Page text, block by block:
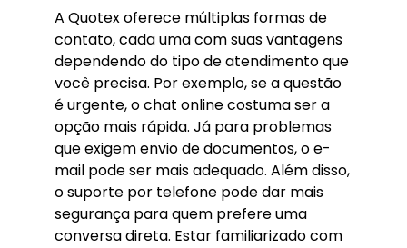
A Quotex oferece múltiplas formas de
contato, cada uma com suas vantagens
dependendo do tipo de atendimento que
você precisa. Por exemplo, se a questão
é urgente, o chat online costuma ser a
opção mais rápida. Já para problemas
que exigem envio de documentos, o e-
mail pode ser mais adequado. Além disso,
o suporte por telefone pode dar mais
segurança para quem prefere uma
conversa direta. Estar familiarizado com